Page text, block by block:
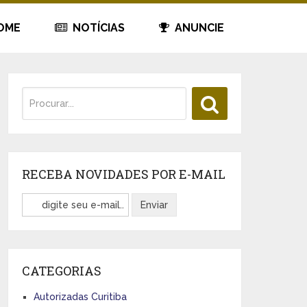
NOTÍCIAS ANUNCIE
RECEBA NOVIDADES POR E-MAIL
CATEGORIAS
Autorizadas Curitiba